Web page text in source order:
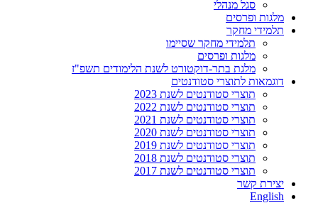
סגל מנהלי
מלגות ופרסים
תלמידי מחקר
תלמידי מחקר שסיימו
מלגות ופרסים
מלגת בתר-דוקטורט לשנת הלימודים תשפ"ז
דוגמאות לתוצרי סטודנטים
תוצרי סטודנטים לשנת 2023
תוצרי סטודנטים לשנת 2022
תוצרי סטודנטים לשנת 2021
תוצרי סטודנטים לשנת 2020
תוצרי סטודנטים לשנת 2019
תוצרי סטודנטים לשנת 2018
תוצרי סטודנטים לשנת 2017
יצירת קשר
English